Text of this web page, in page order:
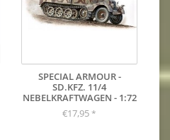
SPECIAL ARMOUR -
SD.KFZ. 11/4
NEBELKRAFTWAGEN - 1:72
€17,95 *